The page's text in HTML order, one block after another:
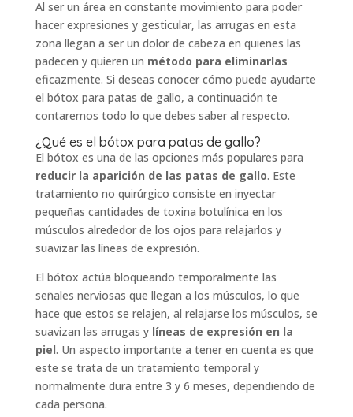
Al ser un área en constante movimiento para poder
hacer expresiones y gesticular, las arrugas en esta
zona llegan a ser un dolor de cabeza en quienes las
padecen y quieren un método para eliminarlas
eficazmente. Si deseas conocer cómo puede ayudarte
el bótox para patas de gallo, a continuación te
contaremos todo lo que debes saber al respecto.
¿Qué es el bótox para patas de gallo?
El bótox es una de las opciones más populares para
reducir la aparición de las patas de gallo. Este
tratamiento no quirúrgico consiste en inyectar
pequeñas cantidades de toxina botulínica en los
músculos alrededor de los ojos para relajarlos y
suavizar las líneas de expresión.
El bótox actúa bloqueando temporalmente las
señales nerviosas que llegan a los músculos, lo que
hace que estos se relajen, al relajarse los músculos, se
suavizan las arrugas ylíneas de expresión en la
piel. Un aspecto importante a tener en cuenta es que
este se trata de un tratamiento temporal y
normalmente dura entre 3 y 6 meses, dependiendo de
cada persona.